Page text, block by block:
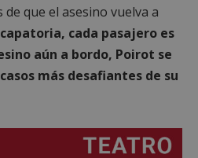
que el asesino vuelva a
cada pasajero es
aún a bordo, Poirot se
más desafiantes de su